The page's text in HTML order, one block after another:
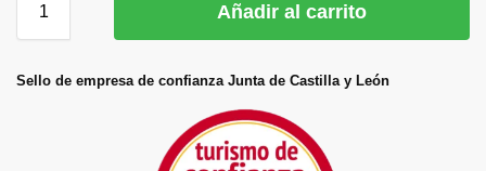
Añadir al carrito
Sello de empresa de confianza Junta de Castilla y León